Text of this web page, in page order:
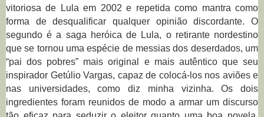
vitoriosa de Lula em 2002 e repetida como mantra como
forma de desqualificar qualquer opinião discordante. O
segundo é a saga heróica de Lula, o retirante nordestino
que se tornou uma espécie de messias dos deserdados, um
“pai dos pobres” mais original e mais autêntico que seu
inspirador Getúlio Vargas, capaz de colocá-los nos aviões e
nas universidades, como diz minha vizinha. Os dois
ingredientes foram reunidos de modo a armar um discurso